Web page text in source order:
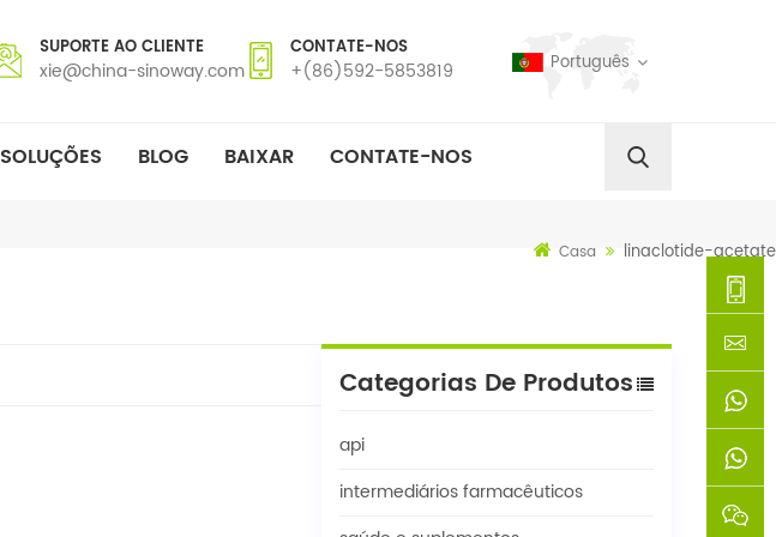
SUPORTE AO CLIENTE
xie@china-sinoway.com
CONTATE-NOS
+(86)592-5853819 Português
SOLUÇÕES BLOG BAIXAR CONTATE-NOS
Casa linaclotide-acetate
Categorias De Produtos
api
intermediários farmacêuticos
5853819